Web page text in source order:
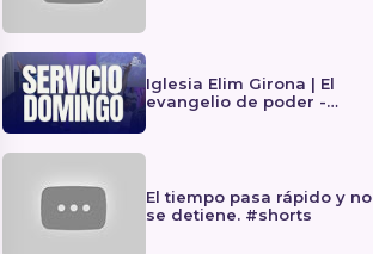
Iglesia Elim Girona | El
evangelio de poder -
El tiempo pasa rápido y no
se detiene. #shorts